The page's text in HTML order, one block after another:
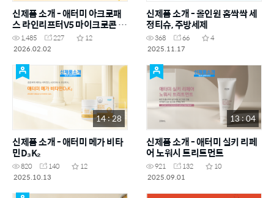
신제품 소개 - 애터미 아크로패
스 라인리프터V5 마이크로콘 패
치1,485 227
12
2026.02.02
신제품 소개 - 올인원 홈싹싹 세
정티슈, 주방세제
368 66
4
2025.11.17
14 : 28
신제품 소개 - 애터미 메가 비타
민D₃K₂
820 140
12
2025.10.13
13 : 04
신제품 소개 - 애터미 실키 리페
어 노워시 트리트먼트
921 132
10
2025.09.01